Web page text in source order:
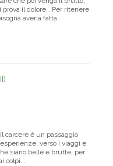
il dolore… Per ritenere
averla fatta
carcere è un passaggio
verso i viaggi e
siano belle e brutte; per
colpi...